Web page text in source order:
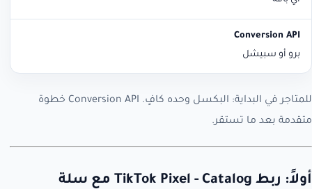
برو أو سبيشل
للمتاجر في البداية: البكسل وحده كافٍ. Conversion API خطوة
متقدمة بعد ما تستقر.
أولاً: ربط TikTok Pixel - Catalog مع سلة